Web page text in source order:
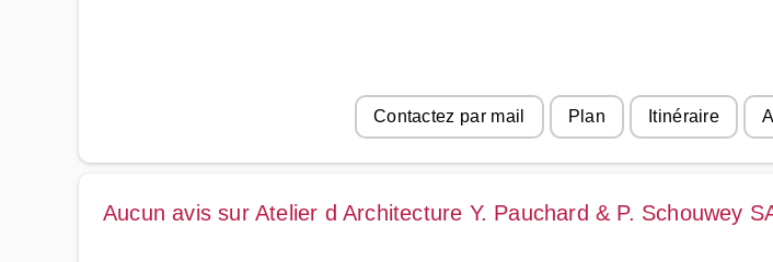
Contactez par mail Plan Itinéraire
Aucun avis sur Atelier d Architecture Y. Pauchard & P. Schouwey